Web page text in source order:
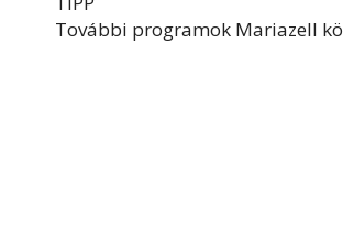
További programok Mariazell